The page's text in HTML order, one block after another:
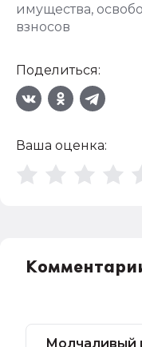
имущества,
взносов
Поделиться:
Ваша оценка: